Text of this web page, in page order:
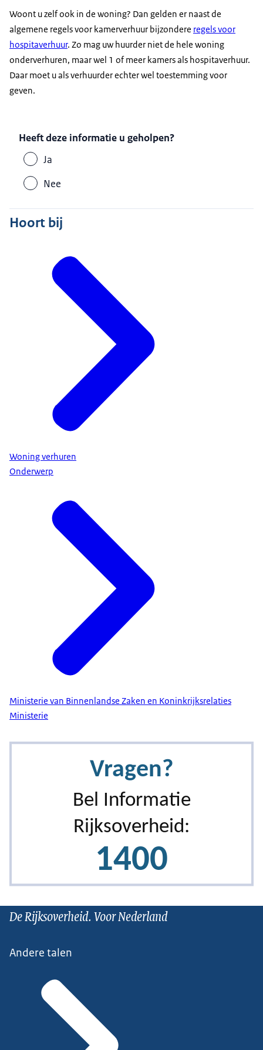
Woont u zelf ook in de woning? Dan gelden er naast de
algemene regels voor kamerverhuur bijzondere regels voor
hospitaverhuur. Zo mag uw huurder niet de hele woning
onderverhuren, maar wel 1 of meer kamers als hospitaverhuur.
Daar moet u als verhuurder echter wel toestemming voor
geven.
Heeft deze informatie u geholpen?
Ja
Nee
Hoort bij
Woning verhuren
Onderwerp
Ministerie van Binnenlandse Zaken en Koninkrijksrelaties
Ministerie
De Rijksoverheid. Voor Nederland
Andere talen